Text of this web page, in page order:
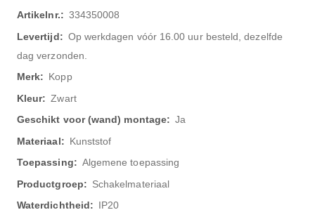
Meer
informatie
334350008
Op werkdagen vóór 16.00 uur besteld, dezelfde
dag verzonden.
Kopp
Zwart
Ja
Kunststof
Algemene toepassing
Schakelmateriaal
IP20